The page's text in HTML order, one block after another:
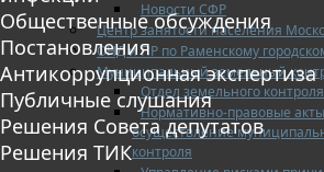
Новости СФР
Центр занятости населения
ОНД и ПР по Раменскому
Муниципальный земельный
Отдел земельного контроля
Нормативно-правовые
осуществление
контроля
Общественные обсуждения
Постановления
Антикоррупционная экспертиза
Публичные слушания
Решения Совета депутатов
Решения ТИК